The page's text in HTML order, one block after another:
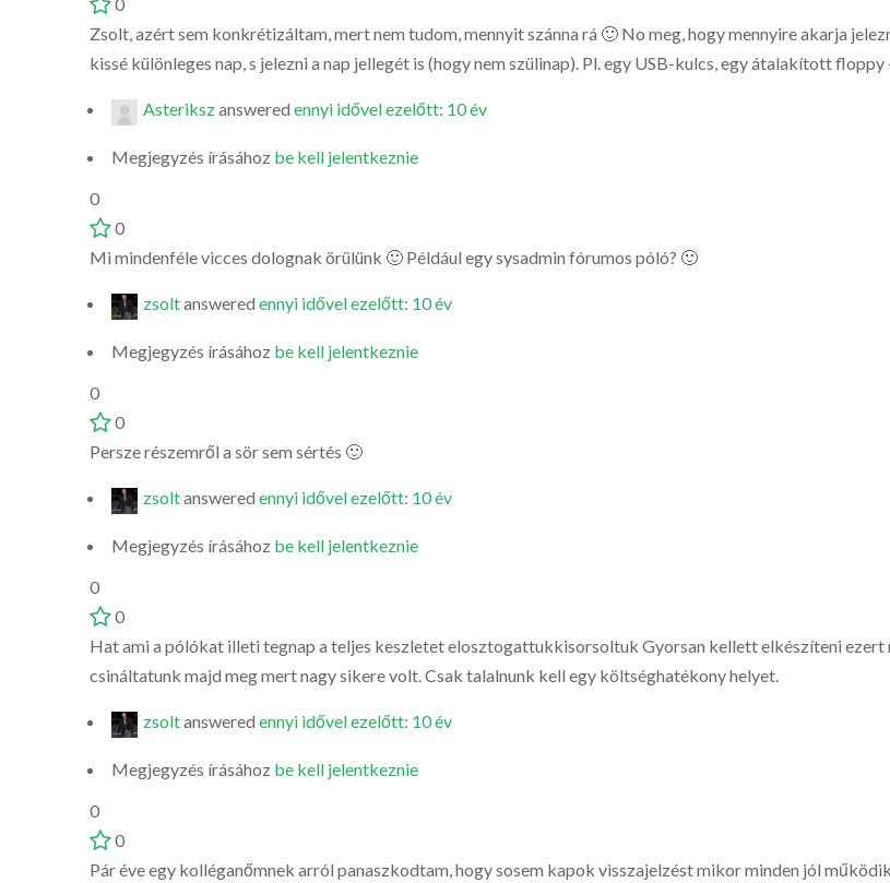
Zsolt, azért sem konkrétizáltam, mert nem tudom, mennyit szánna rá 🙂 No meg, hogy mennyire akarja
kissé különleges nap, s jelezni a nap jellegét is (hogy nem szülinap). Pl. egy USB-kulcs, egy átalakított
Asterikszanswered ennyi idővel ezelőtt: 10 év
Megjegyzés írásához be kell jelentkeznie
0
0
Mi mindenféle vicces dolognak örülünk 🙂 Például egy sysadmin fórumos póló? 🙂
zsoltanswered ennyi idővel ezelőtt: 10 év
Megjegyzés írásához be kell jelentkeznie
0
0
Persze részemről a sör sem sértés 🙂
zsoltanswered ennyi idővel ezelőtt: 10 év
Megjegyzés írásához be kell jelentkeznie
0
0
Hat ami a pólókat illeti tegnap a teljes keszletet elosztogattukkisorsoltuk Gyorsan kellett elkészíteni ezert
csináltatunk majd meg mert nagy sikere volt. Csak talalnunk kell egy költséghatékony helyet.
zsoltanswered ennyi idővel ezelőtt: 10 év
Megjegyzés írásához be kell jelentkeznie
0
0
Pár éve egy kolléganőmnek arról panaszkodtam, hogy sosem kapok visszajelzést mikor minden jól